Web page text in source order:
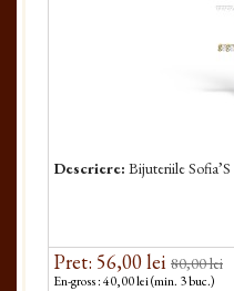
Descriere: Bijuteriile Sofia’S
Pret: 56,00 lei 80,00 lei
En-gross : 40,00 lei (min. 3 buc.)